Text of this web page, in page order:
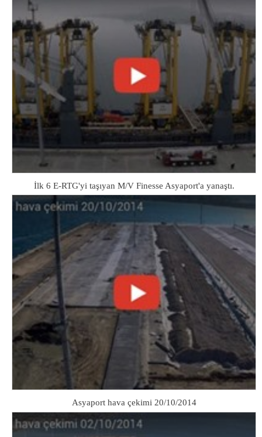
İlk 6 E-RTG'yi taşıyan M/V Finesse Asyaport'a yanaştı.
Asyaport hava çekimi 20/10/2014